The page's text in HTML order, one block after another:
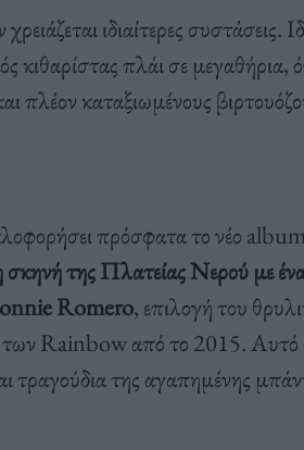
ιδιαίτερες
κιθαρίστας πλάι σε
πλέον καταξιωμένους
πρόσφατα το νέο
σκηνή της Πλατείας Νερού με
Romero, επιλογή του
των Rainbow από το 2015. Αυτό
τραγούδια της αγαπημένης